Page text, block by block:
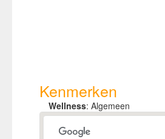
Kenmerken
Wellness: Algemeen